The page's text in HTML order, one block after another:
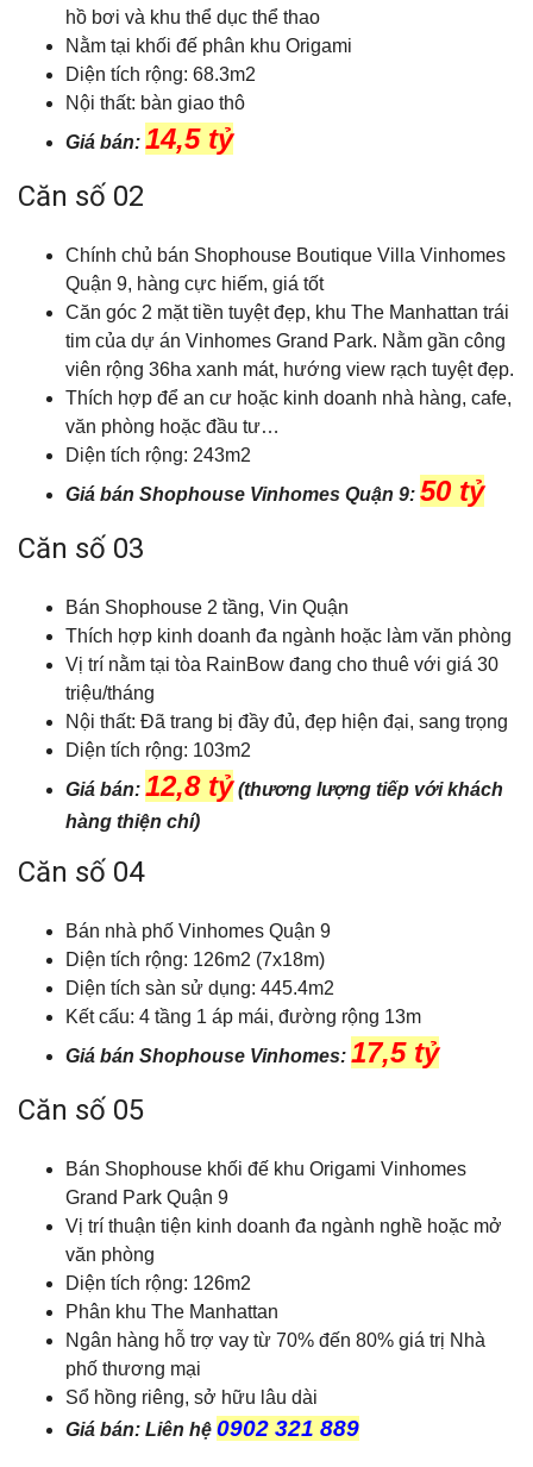
hồ bơi và khu thể dục thể thao
Nằm tại khối đế phân khu Origami
Diện tích rộng: 68.3m2
Nội thất: bàn giao thô
Giá bán: 14,5 tỷ
Căn số 02
Chính chủ bán Shophouse Boutique Villa Vinhomes
Quận 9, hàng cực hiếm, giá tốt
Căn góc 2 mặt tiền tuyệt đẹp, khu The Manhattan trái
tim của dự án Vinhomes Grand Park. Nằm gần công
viên rộng 36ha xanh mát, hướng view rạch tuyệt đẹp.
Thích hợp để an cư hoặc kinh doanh nhà hàng, cafe,
văn phòng hoặc đầu tư…
Diện tích rộng: 243m2
Giá bán Shophouse Vinhomes Quận 9: 50 tỷ
Căn số 03
Bán Shophouse 2 tầng, Vin Quận
Thích hợp kinh doanh đa ngành hoặc làm văn phòng
Vị trí nằm tại tòa RainBow đang cho thuê với giá 30
triệu/tháng
Nội thất: Đã trang bị đầy đủ, đẹp hiện đại, sang trọng
Diện tích rộng: 103m2
Giá bán: 12,8 tỷ(thương lượng tiếp với khách
hàng thiện chí)
Căn số 04
Bán nhà phố Vinhomes Quận 9
Diện tích rộng: 126m2 (7x18m)
Diện tích sàn sử dụng: 445.4m2
Kết cấu: 4 tầng 1 áp mái, đường rộng 13m
Giá bán Shophouse Vinhomes: 17,5 tỷ
Căn số 05
Bán Shophouse khối đế khu Origami Vinhomes
Grand Park Quận 9
Vị trí thuận tiện kinh doanh đa ngành nghề hoặc mở
văn phòng
Diện tích rộng: 126m2
Phân khu The Manhattan
Ngân hàng hỗ trợ vay từ 70% đến 80% giá trị Nhà
phố thương mại
Sổ hồng riêng, sở hữu lâu dài
Giá bán: Liên hệ 0902 321 889